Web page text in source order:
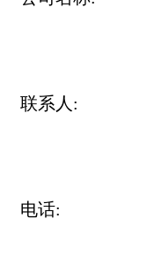
联系人:
电话: